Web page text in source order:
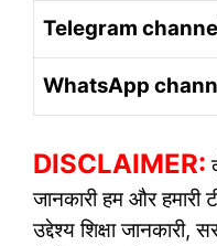
Telegram
WhatsApp
DISCLAIMER:
जानकारी हम और
उद्देश्य शिक्षा जानकारी,